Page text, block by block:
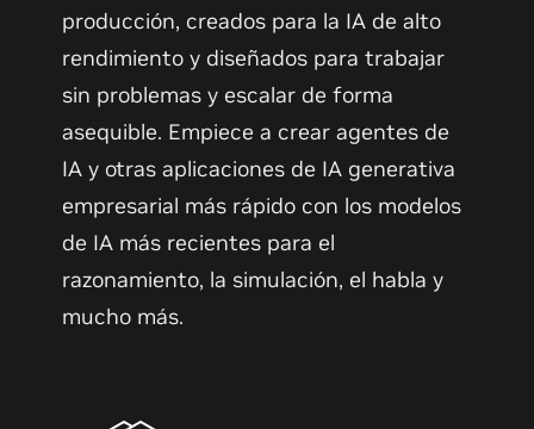
producción, creados para la IA de alto
rendimiento y diseñados para trabajar
sin problemas y escalar de forma
asequible. Empiece a crear agentes de
IA y otras aplicaciones de IA generativa
empresarial más rápido con los modelos
de IA más recientes para el
razonamiento, la simulación, el habla y
mucho más.